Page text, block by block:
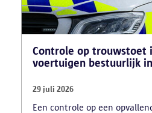
Controle op trouwstoet
voertuigen bestuurlijk
29 juli 2026
Een controle op een